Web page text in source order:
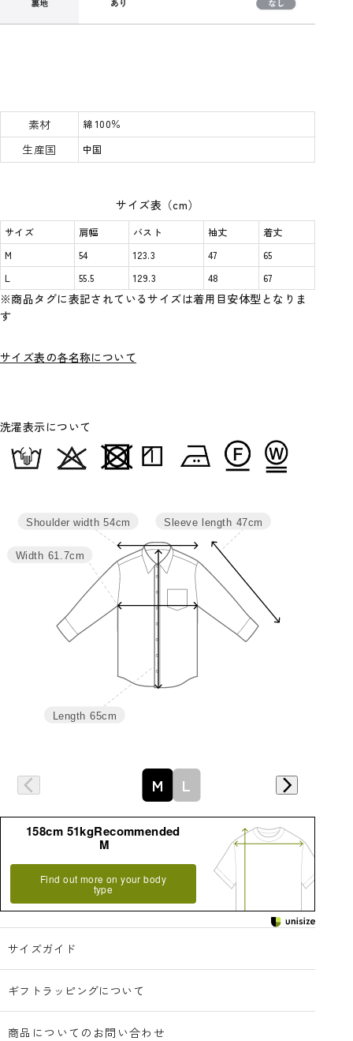
素材 綿 100％
生産国 中国
サイズ表（cm）
サイズ 肩幅 バスト 袖丈
着丈
M
54 123.3 47
65
L
55.5 129.3 48 67
※商品タグに表記されているサイズは着用目安体型となりま
す
サイズ表の各名称について
洗濯表示について
Sleeve length 47cm
Length 65cm
Width 61.7cm
Shoulder width 54cm
M L
158cm 51kgRecommended
M
Find out more on your body
type
サイズガイド
ギフトラッピングについて
商品についてのお問い合わせ